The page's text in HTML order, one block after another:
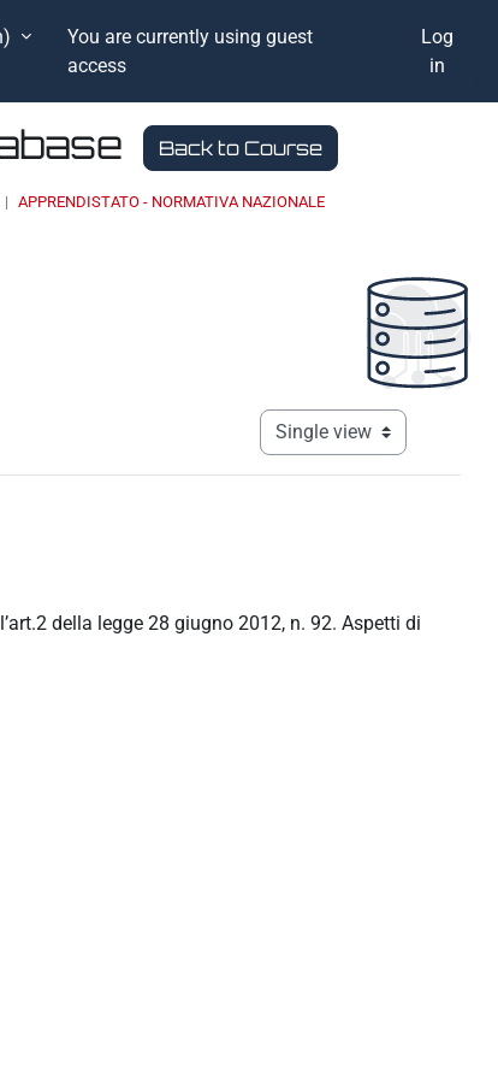
You are currently using guest
access
Log
in
Back to Course
APPRENDISTATO - NORMATIVA NAZIONALE
View mode tertiary
della legge 28 giugno 2012, n. 92. Aspetti di